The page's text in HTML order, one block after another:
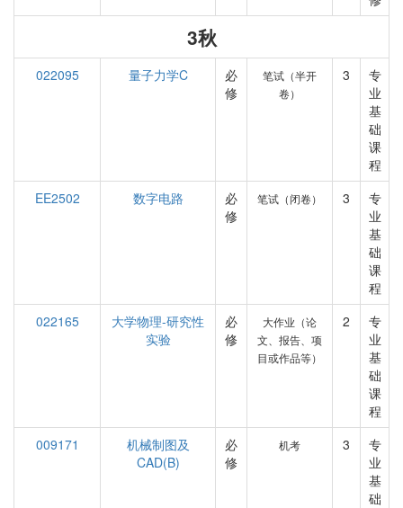
3秋
022095 量子力学C
必
修
笔试（半开
卷）
3
专
业
基
础
课
程
EE2502
数字电路
必
修
笔试（闭卷） 3
专
业
基
础
课
程
022165
大学物理-研究性
实验
必
修
大作业（论
文、报告、项
目或作品等）
2
专
业
基
础
课
程
009171
机械制图及
CAD(B)
必
修
机考 3
专
业
基
础